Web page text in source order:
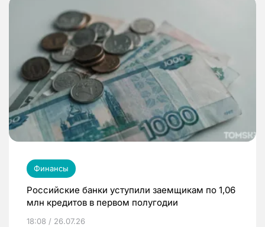
Финансы
Российские банки уступили заемщикам по 1,06
млн кредитов в первом полугодии
18:08 / 26.07.26